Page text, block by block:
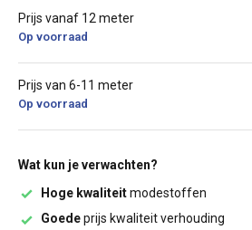
Prijs vanaf 12 meter
Op voorraad
Prijs van 6-11 meter
Op voorraad
Wat kun je verwachten?
Hoge kwaliteitmodestoffen
Goedeprijs kwaliteit verhouding